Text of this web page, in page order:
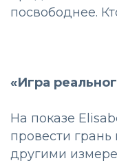
посвободнее.
«Игра
На показе
провести
другими